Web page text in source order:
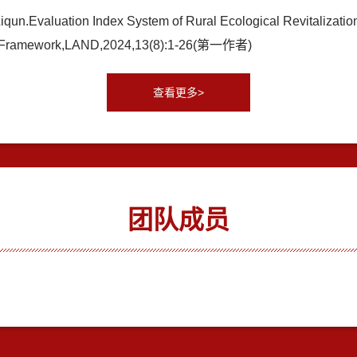
Index System of Rural Ecological
26(第一作者)
查看更多>
团队成员